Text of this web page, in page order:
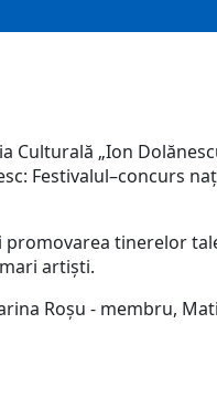
„Ion
Festivalul–concurs
tinerelor
artiști.
Roșu - membru,